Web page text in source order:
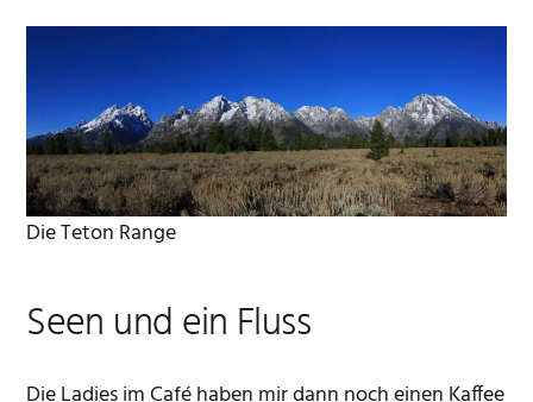
Die Teton Range
Seen und ein Fluss
Die Ladies im Café haben mir dann noch einen Kaffee